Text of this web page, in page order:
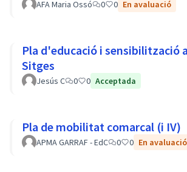
AFA Maria Ossó 0 0 En avaluació
Pla d'educació i sensibilització
Sitges
Jesús C 0 0 Acceptada
Pla de mobilitat comarcal (i IV)
APMA GARRAF - EdC 0 0 En avaluació